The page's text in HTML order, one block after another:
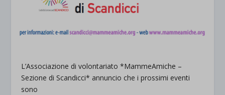
L’Associazione di volontariato *MammeAmiche –
Sezione di Scandicci* annuncio che i prossimi eventi
sono